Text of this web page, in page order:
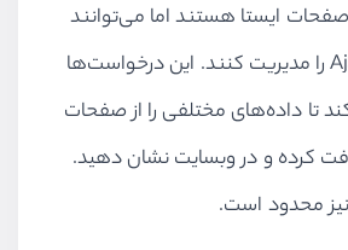
ایستا هستند اما می‌توانند
درخواست‌های Ajax را مدیریت کنند. این درخواست‌ها
تا داده‌های مختلفی را از صفحات
کرده و در وبسایت نشان دهید.
محدود است.